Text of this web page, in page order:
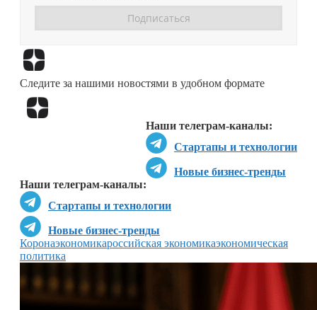
Следите за нашими новостями в удобном формате
Наши телеграм-каналы:
Стартапы и технологии
Новые бизнес-тренды
Наши телеграм-каналы:
Стартапы и технологии
Новые бизнес-тренды
Коронаэкономикароссийская экономикаэкономическая
политика